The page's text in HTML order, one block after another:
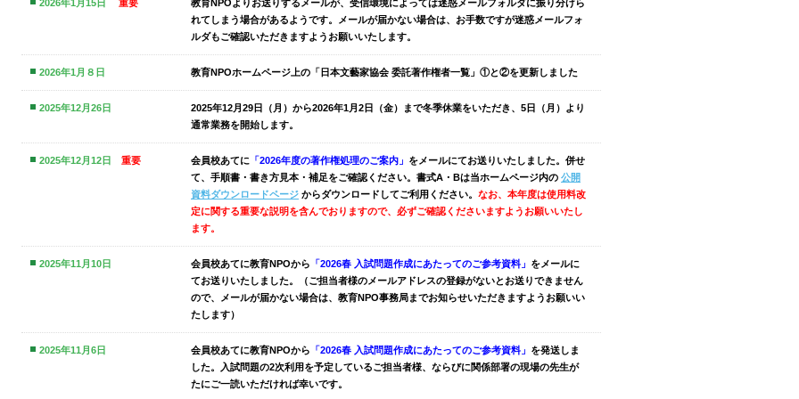
2026年1月15日 重要
教育NPOよりお送りするメールが、受信環境によっては迷惑メールフォルダに振り分けら
れてしまう場合があるようです。メールが届かない場合は、お手数ですが迷惑メールフォ
ルダもご確認いただきますようお願いいたします。
2026年1月８日 教育NPOホームページ上の「日本文藝家協会 委託著作権者一覧」①と②を更新しました
2025年12月26日 2025年12月29日（月）から2026年1月2日（金）まで冬季休業をいただき、 5日（月）より
通常業務を開始します。
2025年12月12日 重要 会員校あてに 「2026年度の著作権処理のご案内」 をメールにてお送りいたしました。併せ
て、手順書・書き方見本・補足をご確認ください。 書式A・Bは当ホームページ内の 公開
資料ダウンロードページ からダウンロードしてご利用ください。 なお、本年度は使用料改
定に関する重要な説明を含んでおりますので、必ずご確認くださいますようお願いいたし
ます。
2025年11月10日 会員校あてに教育NPOから 「2026春 入試問題作成にあたってのご参考資料」 をメールに
てお送りいたしました。（ご担当者様のメールアドレスの登録がないとお送りできません
ので、メールが届かない場合は、教育NPO事務局までお知らせいただきますようお願いい
たします）
2025年11月6日 会員校あてに教育NPOから 「2026春 入試問題作成にあたってのご参考資料」 を発送しま
した。
入試問題の2次利用を予定しているご担当者様、ならびに関係部署の現場の先生が
たにご一読いただければ幸いです。